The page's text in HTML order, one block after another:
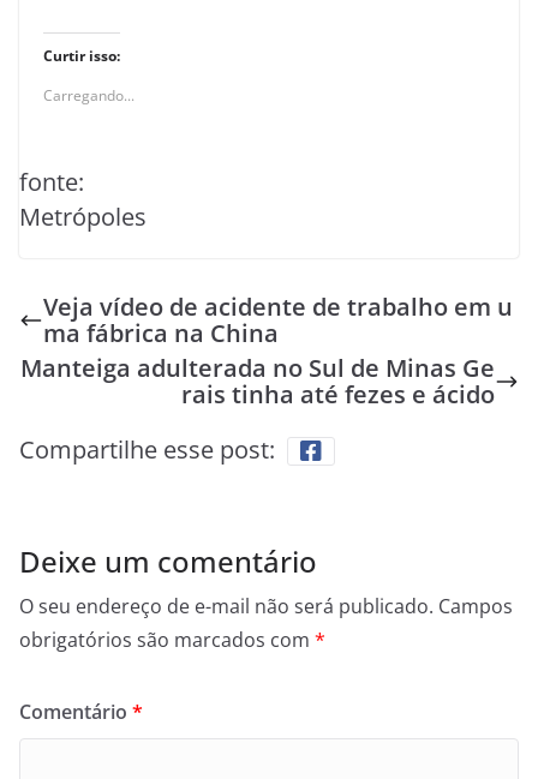
Curtir isso:
Carregando...
fonte:
Metrópoles
Veja vídeo de acidente de trabalho em u
ma fábrica na China
Manteiga adulterada no Sul de Minas Ge
rais tinha até fezes e ácido
Compartilhe esse post:
Deixe um comentário
O seu endereço de e-mail não será publicado. Campos
obrigatórios são marcados com *
Comentário *